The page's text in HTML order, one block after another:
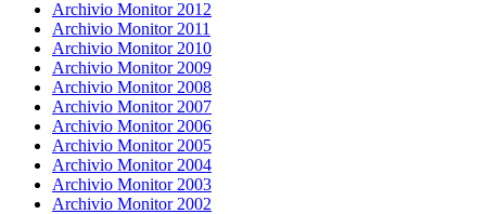
Archivio Monitor 2012
Archivio Monitor 2011
Archivio Monitor 2010
Archivio Monitor 2009
Archivio Monitor 2008
Archivio Monitor 2007
Archivio Monitor 2006
Archivio Monitor 2005
Archivio Monitor 2004
Archivio Monitor 2003
Archivio Monitor 2002